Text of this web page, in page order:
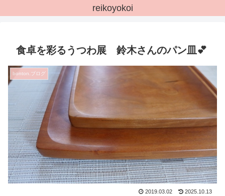
reikoyokoi
食卓を彩るうつわ展 鈴木さんのパン皿💕
bonton.ブログ
2019.03.02 2025.10.13